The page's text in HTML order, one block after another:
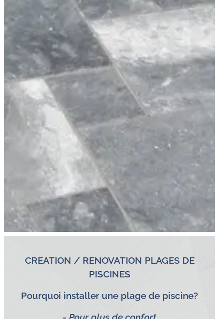
CREATION / RENOVATION PLAGES DE
PISCINES
Pourquoi installer une plage de piscine?